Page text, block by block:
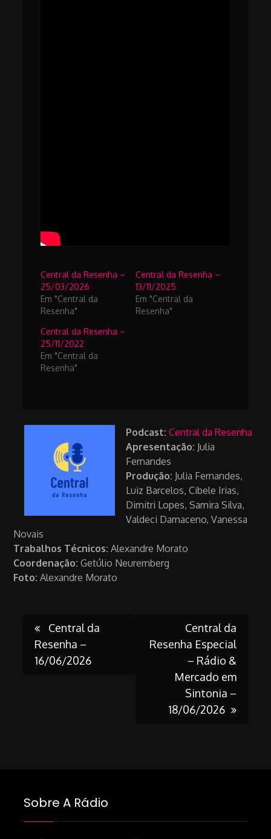
Central da Resenha –
25/03/2026
Em "Central da
Resenha"
Central da Resenha –
13/11/2025
Em "Central da
Resenha"
Central da Resenha –
25/11/2022
Em "Central da
Resenha"
Podcast: Central da Resenha
Apresentação: Julia
Fernandes
Produção: Julia Fernandes,
Luiz Barcelos, Cibele Irias,
Dimitri Lopes, Samira Silva,
Valdeci Damaceno, Vanessa
Novais
Trabalhos Técnicos: Alexandre Morato
Coordenação: Getúlio Neuremberg
Foto: Alexandre Morato
Post
navigation
Central da
Resenha –
16/06/2026
Central da
Resenha Especial
– Rádio &
Mercado em
Sintonia –
18/06/2026
Sobre A Rádio